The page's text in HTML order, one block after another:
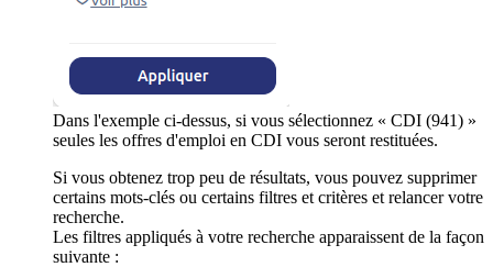
Dans l'exemple ci-dessus, si vous sélectionnez « CDI (941) »
seules les offres d'emploi en CDI vous seront restituées.
Si vous obtenez trop peu de résultats, vous pouvez supprimer
certains mots-clés ou certains filtres et critères et relancer votre
recherche.
Les filtres appliqués à votre recherche apparaissent de la façon
suivante :